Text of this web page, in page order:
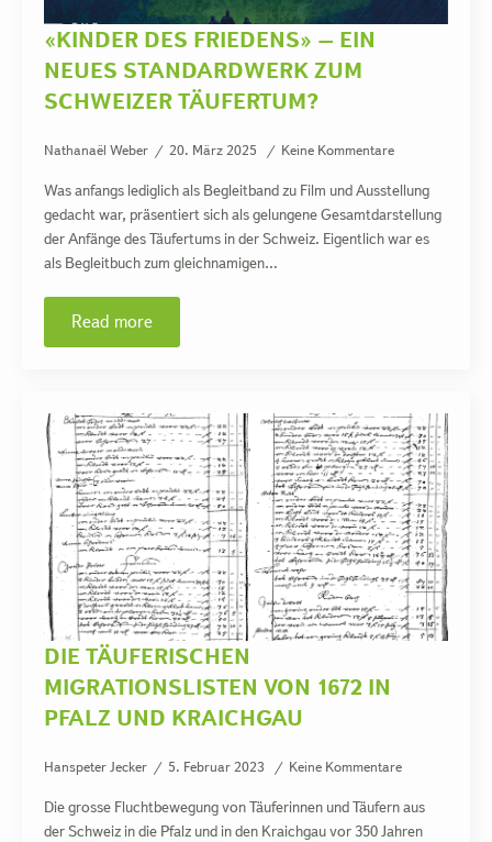
«KINDER DES FRIEDENS» – EIN
NEUES STANDARDWERK ZUM
SCHWEIZER TÄUFERTUM?
Nathanaël Weber 20. März 2025 Keine Kommentare
Was anfangs lediglich als Begleitband zu Film und Ausstellung
gedacht war, präsentiert sich als gelungene Gesamtdarstellung
der Anfänge des Täufertums in der Schweiz. Eigentlich war es
als Begleitbuch zum gleichnamigen…
Read more
DIE TÄUFERISCHEN
MIGRATIONSLISTEN VON 1672 IN
PFALZ UND KRAICHGAU
Hanspeter Jecker 5. Februar 2023 Keine Kommentare
Die grosse Fluchtbewegung von Täuferinnen und Täufern aus
der Schweiz in die Pfalz und in den Kraichgau vor 350 Jahren